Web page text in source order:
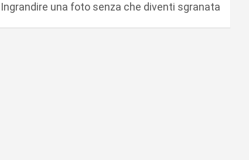
Ingrandire una foto senza che diventi sgranata